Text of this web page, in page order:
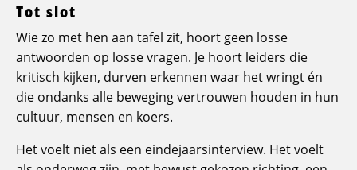
Tot slot
Wie zo met hen aan tafel zit, hoort geen losse
antwoorden op losse vragen. Je hoort leiders die
kritisch kijken, durven erkennen waar het wringt én
die ondanks alle beweging vertrouwen houden in hun
cultuur, mensen en koers.
Het voelt niet als een eindejaarsinterview. Het voelt